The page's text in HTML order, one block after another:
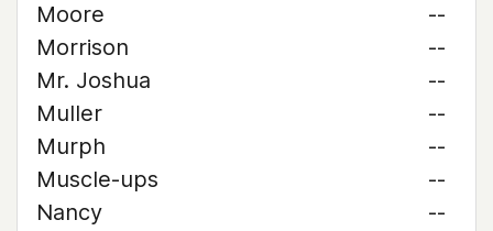
Moore
--
Morrison
--
Mr. Joshua
--
Muller
--
Murph
--
Muscle-ups
--
Nancy
--